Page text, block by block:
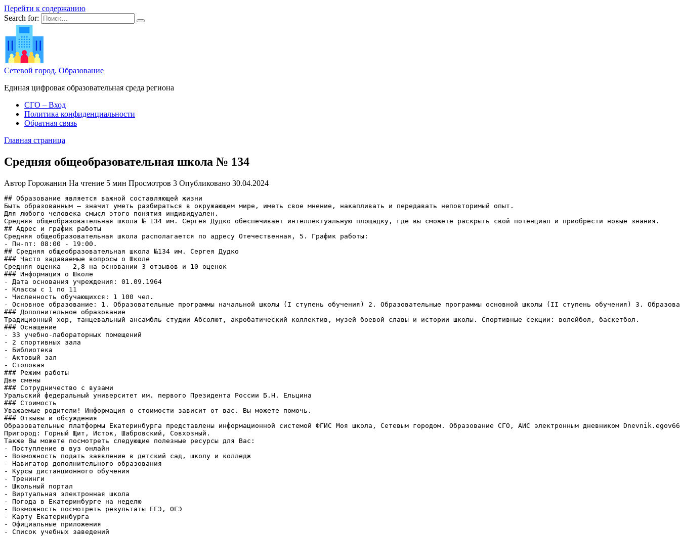
Перейти к содержанию
Search for:
Сетевой город. Образование
Единая цифровая образовательная среда региона
СГО – Вход
Политика конфиденциальности
Обратная связь
Главная страница
Средняя общеобразовательная школа № 134
Автор Горожанин На чтение 5 мин Просмотров 3 Опубликовано 30.04.2024
## Образование является важной составляющей жизни
Быть образованным — значит уметь разбираться в окружающем мире, иметь свое мнение, накапливать и передавать неповторимый опыт.
Для любого человека смысл этого понятия индивидуален.
Средняя общеобразовательная школа № 134 им. Сергея Дудко обеспечивает интеллектуальную площадку, где вы сможете раскрыть свой потенциал и приобрести новые знания.
## Адрес и график работы
Средняя общеобразовательная школа располагается по адресу Отечественная, 5. График работы:
- Пн-пт: 08:00 - 19:00.
## Средняя общеобразовательная школа №134 им. Сергея Дудко
### Часто задаваемые вопросы о Школе
Средняя оценка - 2,8 на основании 3 отзывов и 10 оценок
### Информация о Школе
- Дата основания учреждения: 01.09.1964
- Классы с 1 по 11
- Численность обучающихся: 1 100 чел.
- Основное образование: 1. Образовательные программы начальной школы (I ступень обучения) 2. Образовательные программы основной школы (II ступень обучения) 3.
### Дополнительное образование
Традиционный хор, танцевальный ансамбль студии Абсолют, акробатический коллектив, музей боевой славы и истории школы. Спортивные секции: волейбол, баскетбол.
### Оснащение
- 33 учебно-лабораторных помещений
- 2 спортивных зала
- Библиотека
- Актовый зал
- Столовая
### Режим работы
Две смены
### Сотрудничество с вузами
Уральский федеральный университет им. первого Президента России Б.Н. Ельцина
### Стоимость
Уважаемые родители! Информация о стоимости зависит от вас. Вы можете помочь.
### Отзывы и обсуждения
Образовательные платформы Екатеринбурга представлены информационной системой ФГИС Моя школа, Сетевым городом. Образование СГО, АИС электронным дневником
Пригород: Горный Щит, Исток, Шабровский, Совхозный.
Также Вы можете посмотреть следующие полезные ресурсы для Вас:
- Поступление в вуз онлайн
- Возможность подать заявление в детский сад, школу и колледж
- Навигатор дополнительного образования
- Курсы дистанционного обучения
- Тренинги
- Школьный портал
- Виртуальная электронная школа
- Погода в Екатеринбурге на неделю
- Возможность посмотреть результаты ЕГЭ, ОГЭ
- Карту Екатеринбурга
- Официальные приложения
- Список учебных заведений